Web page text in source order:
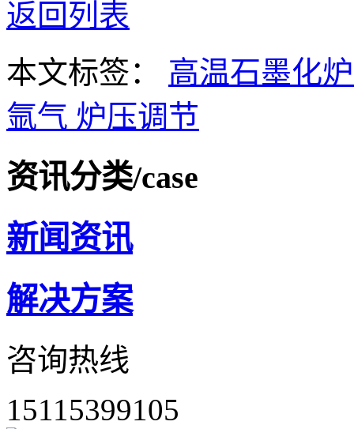
返回列表
本文标签： 高温石墨化
氩气 炉压调节
资讯分类/case
新闻资讯
解决方案
咨询热线
15115399105